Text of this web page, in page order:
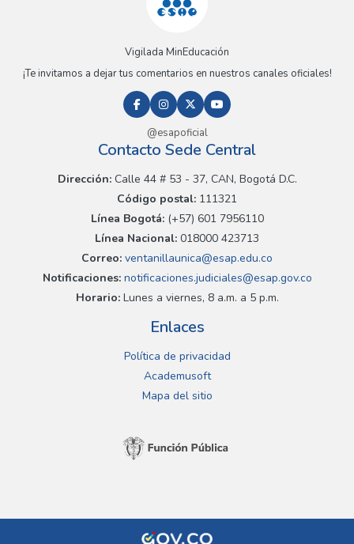
Vigilada MinEducación
¡Te invitamos a dejar tus comentarios en nuestros canales oficiales!
@esapoficial
Contacto Sede Central
Dirección:Calle 44 # 53 - 37, CAN, Bogotá D.C.
Código postal: 111321
Línea Bogotá:(+57) 601 7956110
Línea Nacional: 018000 423713
Correo: ventanillaunica@esap.edu.co
Notificaciones:notificaciones.judiciales@esap.gov.co
Horario:Lunes a viernes, 8 a.m. a 5 p.m.
Enlaces
Política de privacidad
Academusoft
Mapa del sitio